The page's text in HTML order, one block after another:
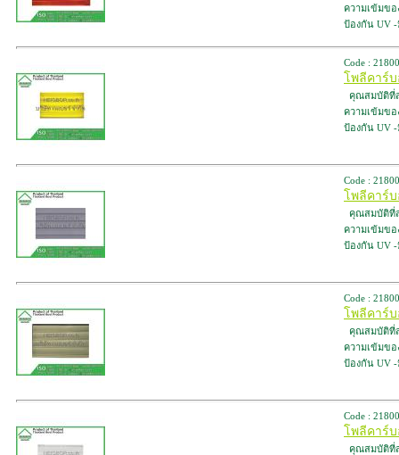
ความเข้มขอ
ป้องกัน UV
Code :
โพลีคาร์บ
คุณสมบัติที่
ความเข้มขอ
ป้องกัน UV
Code :
โพลีคาร์บ
คุณสมบัติที่
ความเข้มขอ
ป้องกัน UV
Code :
โพลีคาร์บ
คุณสมบัติที่
ความเข้มขอ
ป้องกัน UV
Code :
โพลีคาร์บ
คุณสมบัติที่